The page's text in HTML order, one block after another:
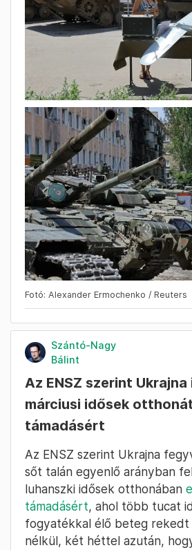
Fotó: Alexander Ermochenko / Reuters
Szántó-Nagy
Bálint
Az ENSZ szerint
márciusi idősek
támadásért
Az ENSZ szerint Ukrajna
sőt talán egyenlő arányban
luhanszki idősek otthonában
támadásért, ahol több tucat
fogyatékkal élő beteg rekedt
nélkül, két héttel azután,